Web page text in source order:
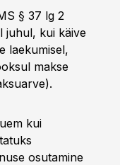
§ 37 lg 2
juhul, kui käive
laekumisel,
makse
kui
osutamine